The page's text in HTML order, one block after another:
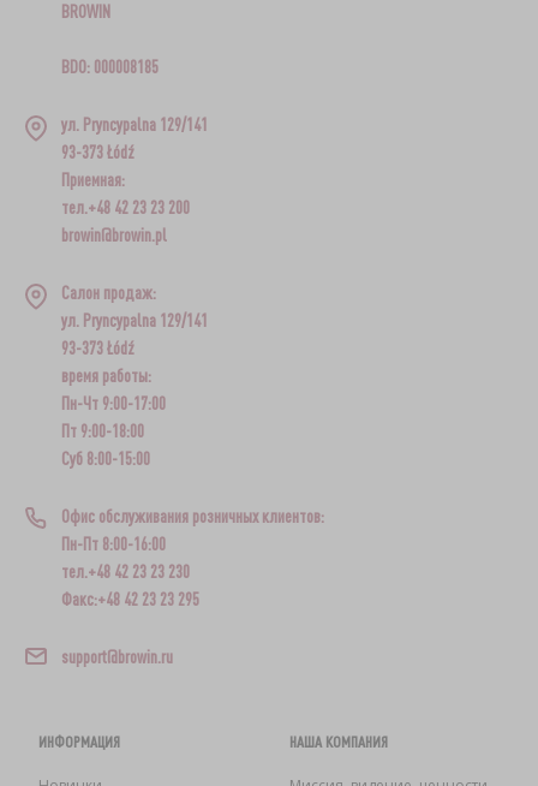
BROWIN
BDO: 000008185
ул. Pryncypalna 129/141
93-373 Łódź
Приемная:
тел.+48 42 23 23 200
browin@browin.pl
Салон продаж:
ул. Pryncypalna 129/141
93-373 Łódź
время работы:
Пн-Чт 9:00-17:00
Пт 9:00-18:00
Суб 8:00-15:00
Офис обслуживания розничных клиентов:
Пн-Пт 8:00-16:00
тел.+48 42 23 23 230
Факс:+48 42 23 23 295
support@browin.ru
ИНФОРМАЦИЯ НАША КОМПАНИЯ